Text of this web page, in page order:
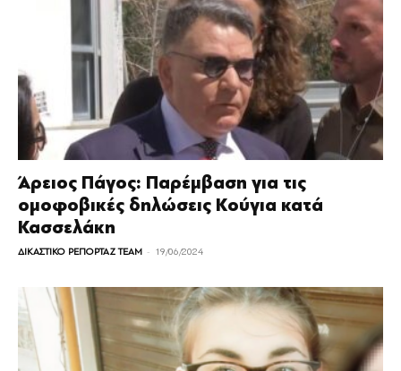
Άρειος Πάγος: Παρέμβαση για τις
ομοφοβικές δηλώσεις Κούγια κατά
Κασσελάκη
ΔΙΚΑΣΤΙΚΟ ΡΕΠΟΡΤΑΖ TEAM - 19/06/2024